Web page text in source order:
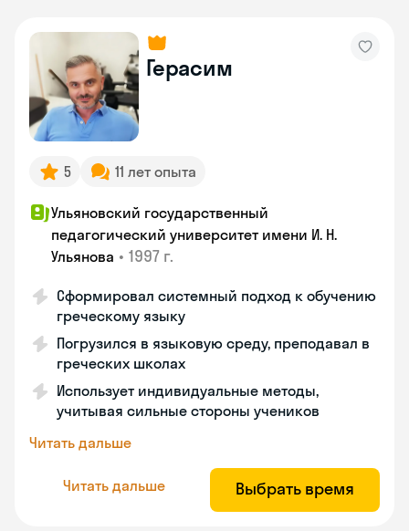
Герасим
5 11 лет опыта
Ульяновский государственный
педагогический университет имени И. Н.
Ульянова • 1997 г.
Сформировал системный подход к обучению
греческому языку
Погрузился в языковую среду, преподавал в
греческих школах
Использует индивидуальные методы,
учитывая сильные стороны учеников
Читать дальше
Читать дальше Выбрать время